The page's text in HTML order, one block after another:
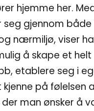
hjemme her.
seg gjennom både
nærmiljø, viser
å skape et helt
etablere seg i
på følelsen
man ønsker å